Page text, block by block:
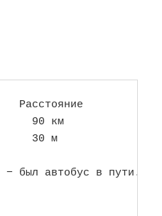
Расстояние
90 км
30 м
был автобус в пути.